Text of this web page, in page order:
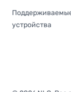
устройства